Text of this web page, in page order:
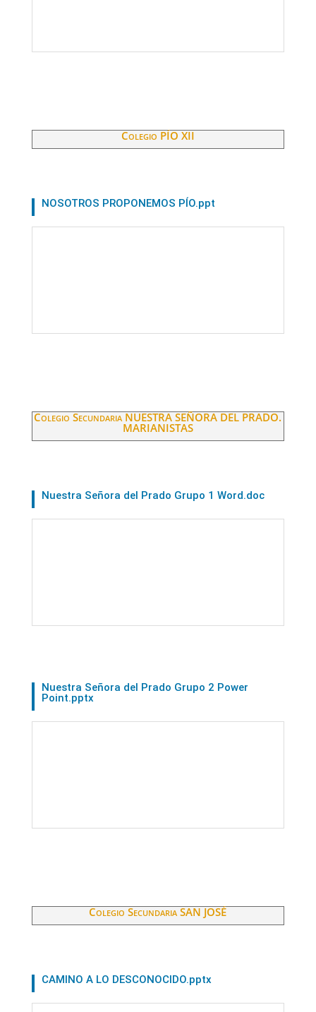
Colegio PÍO XII
NOSOTROS PROPONEMOS PÍO.ppt
Colegio Secundaria NUESTRA SEÑORA DEL PRADO.
MARIANISTAS
Nuestra Señora del Prado Grupo 1 Word.doc
Nuestra Señora del Prado Grupo 2 Power
Point.pptx
Colegio Secundaria SAN JOSÉ
CAMINO A LO DESCONOCIDO.pptx